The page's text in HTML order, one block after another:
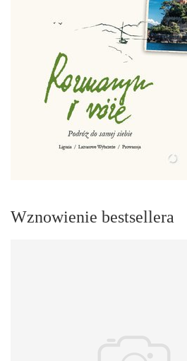
Wznowienie bestsellera